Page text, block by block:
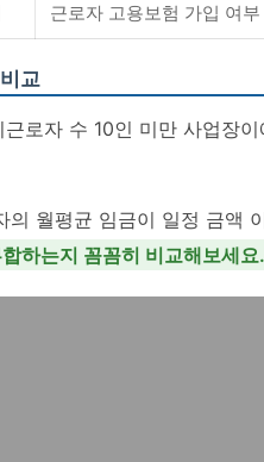
근로자 고용보험 가입 여부
교
로자 수 10인 미만 사업장
의 월평균 임금이 일정 금액
하는지 꼼꼼히 비교해보세요.